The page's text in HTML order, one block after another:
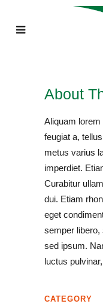
About
Aliquam lorem
feugiat a,
metus varius
imperdiet.
Curabitur
dui. Etiam
eget
semper libero,
sed ipsum.
luctus
CATEGORY